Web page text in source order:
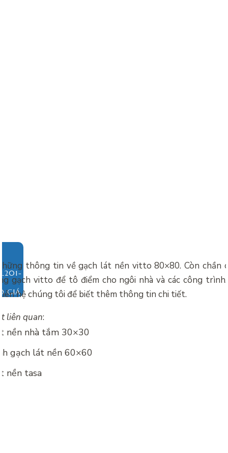
GIÁ
thông tin vềgạch lát nền vitto 80×80. Còn chần
gạch vitto để tô điểm cho ngôi nhà và các công
hệ chúng tôi để biết thêm thông tin chi tiết.
liên quan:
nền nhà tắm 30×30
gạch lát nền 60×60
nền tasa